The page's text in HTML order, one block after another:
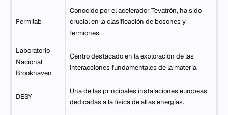
Fermilab
Conocido por el acelerador Tevatrón, ha sido
crucial en la clasificación de bosones y
fermiones.
Laboratorio
Nacional
Brookhaven
Centro destacado en la exploración de las
interacciones fundamentales de la materia.
DESY
Una de las principales instalaciones europeas
dedicadas a la física de altas energías.